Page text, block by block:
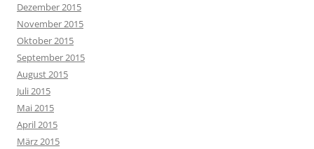
Dezember 2015
November 2015
Oktober 2015
September 2015
August 2015
Juli 2015
Mai 2015
April 2015
März 2015